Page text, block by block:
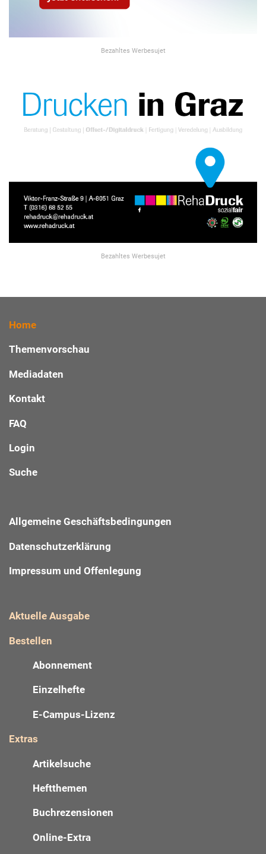
Bezahltes Werbesujet
Bezahltes Werbesujet
Home
Themenvorschau
Mediadaten
Kontakt
FAQ
Login
Suche
Allgemeine Geschäftsbedingungen
Datenschutzerklärung
Impressum und Offenlegung
Aktuelle Ausgabe
Bestellen
Abonnement
Einzelhefte
E-Campus-Lizenz
Extras
Artikelsuche
Heftthemen
Buchrezensionen
Online-Extra